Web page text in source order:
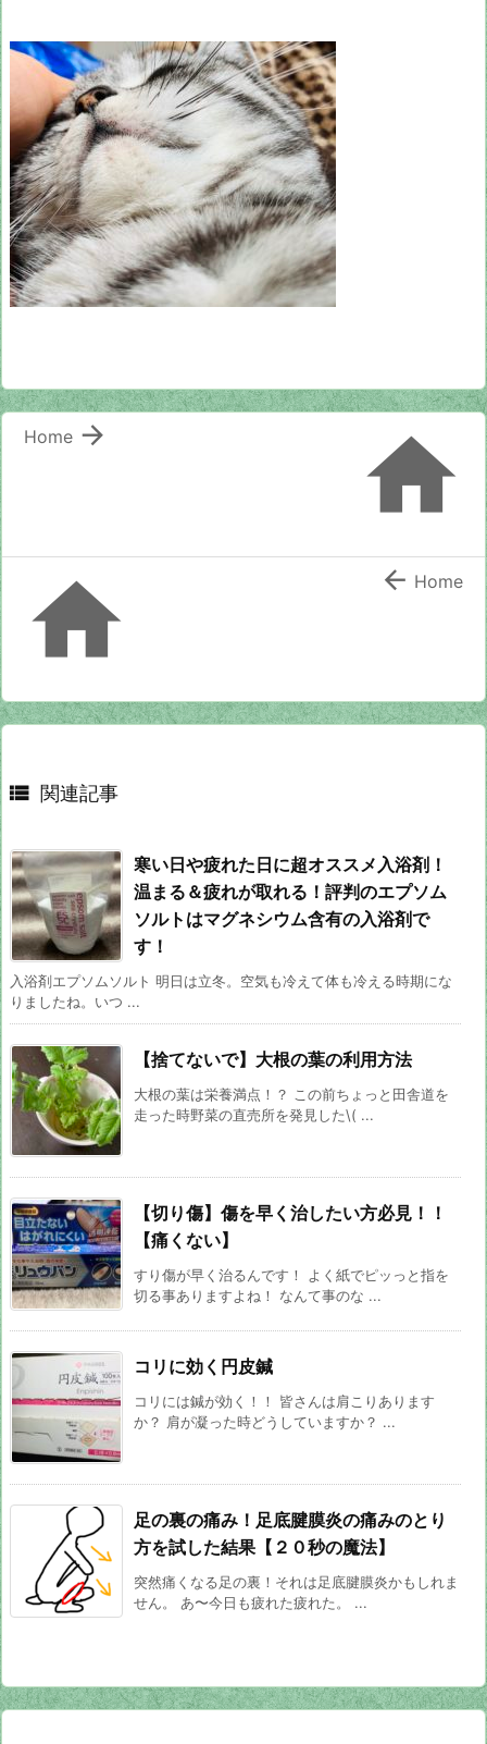


Home
  Home
 関連記事
寒い日や疲れた日に超オススメ入浴剤！
温まる＆疲れが取れる！評判のエプソム
ソルトはマグネシウム含有の入浴剤で
す！
入浴剤エプソムソルト 明日は立冬。空気も冷えて体も冷える時期にな
りましたね。いつ ...
【捨てないで】大根の葉の利用方法
大根の葉は栄養満点！？ この前ちょっと田舎道を
走った時野菜の直売所を発見した\( ...
【切り傷】傷を早く治したい方必見！！
【痛くない】
すり傷が早く治るんです！ よく紙でピッっと指を
切る事ありますよね！ なんて事のな ...
コリに効く円皮鍼
コリには鍼が効く！！ 皆さんは肩こりあります
か？ 肩が凝った時どうしていますか？ ...
足の裏の痛み！足底腱膜炎の痛みのとり
方を試した結果【２０秒の魔法】
突然痛くなる足の裏！それは足底腱膜炎かもしれま
せん。 あ〜今日も疲れた疲れた。 ...